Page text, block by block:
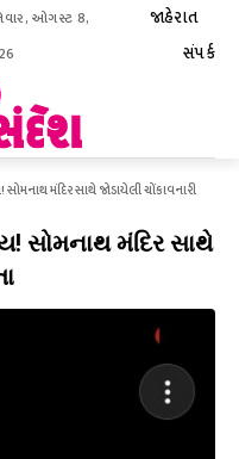
ઓગસ્ટ 8,
જાહેરાત
સંપર્ક
મંદિર સાથે જોડાયેલી ચોંકાવનારી
સોમનાથ મંદિર સાથે